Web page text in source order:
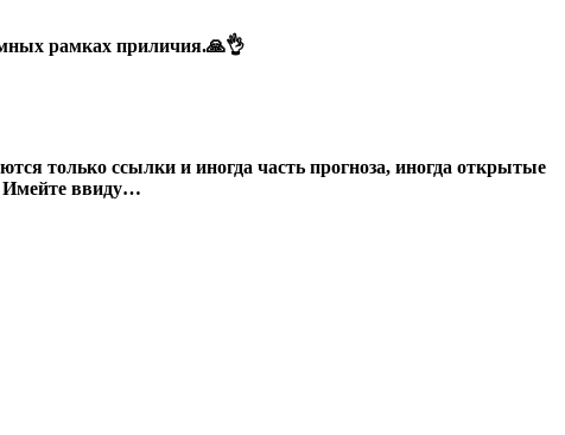
рамках приличия.🙏👌
только ссылки и иногда часть прогноза, иногда открытые
Имейте ввиду…